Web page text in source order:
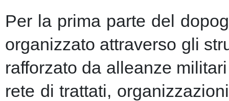
Per la prima parte del
organizzato attraverso gli
rafforzato da alleanze
rete di trattati,